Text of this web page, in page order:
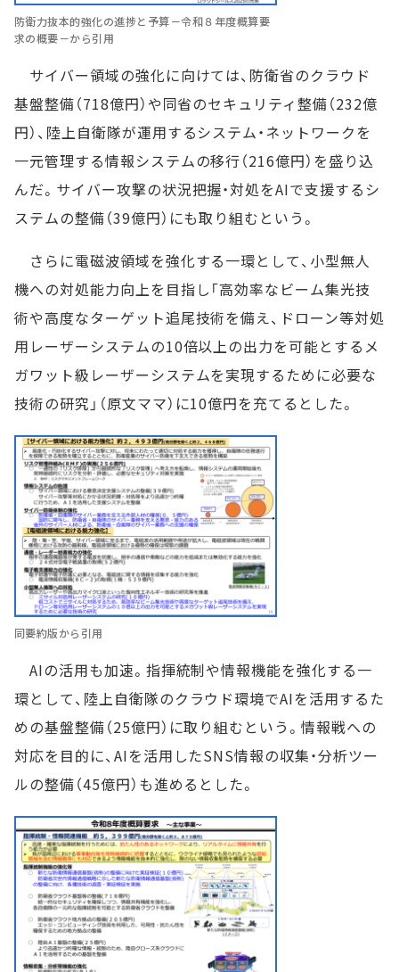
防衛力抜本的強化の進捗と予算－令和８年度概算要
求の概要－から引用
サイバー領域の強化に向けては、防衛省のクラウド
基盤整備（718億円）や同省のセキュリティ整備（232億
円）、陸上自衛隊が運用するシステム・ネットワークを
一元管理する情報システムの移行（216億円）を盛り込
んだ。サイバー攻撃の状況把握・対処をAIで支援するシ
ステムの整備（39億円）にも取り組むという。
さらに電磁波領域を強化する一環として、小型無人
機への対処能力向上を目指し「高効率なビーム集光技
術や高度なターゲット追尾技術を備え、ドローン等対処
用レーザーシステムの10倍以上の出力を可能とするメ
ガワット級レーザーシステムを実現するために必要な
技術の研究」（原文ママ）に10億円を充てるとした。
同要約版から引用
AIの活用も加速。指揮統制や情報機能を強化する一
環として、陸上自衛隊のクラウド環境でAIを活用するた
めの基盤整備（25億円）に取り組むという。情報戦への
対応を目的に、AIを活用したSNS情報の収集・分析ツー
ルの整備（45億円）も進めるとした。